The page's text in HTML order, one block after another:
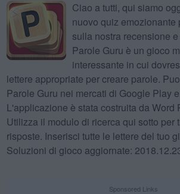
Ciao a tutti, qui siamo
nuovo quiz emozionante
sulla nostra recensione
Parole Guru è un gioco
interessante in cui
lettere appropriate per creare parole.
Parole Guru nei mercati di Google Play
L'applicazione è stata costruita da Word
Utilizza il modulo di ricerca qui sotto per
risposte. Inserisci tutte le lettere del tuo
Soluzioni di gioco aggiornate:
Sponsored Links